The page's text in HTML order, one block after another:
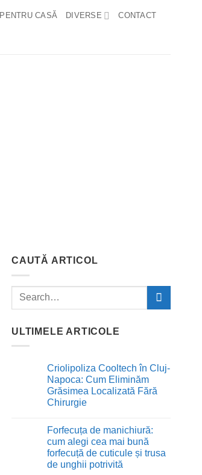
PENTRU CASĂ DIVERSE CONTACT
CAUTĂ ARTICOL
ULTIMELE ARTICOLE
Criolipoliza Cooltech în Cluj-
Napoca: Cum Eliminăm
Grăsimea Localizată Fără
Chirurgie
la
Criolipoliza
Cooltech
în
Cluj-
Napoca:
Forfecuța de manichiură:
cum alegi cea mai bună
forfecuță de cuticule și trusa
de unghii potrivită